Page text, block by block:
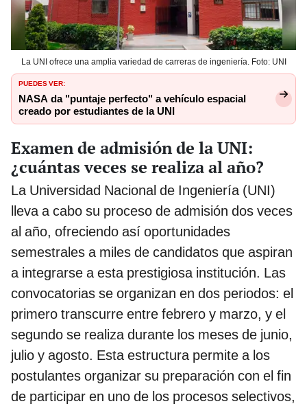
La UNI ofrece una amplia variedad de carreras de ingeniería. Foto: UNI
PUEDES VER:
NASA da "puntaje perfecto" a vehículo espacial
creado por estudiantes de la UNI
Examen de admisión de la UNI:
¿cuántas veces se realiza al año?
La Universidad Nacional de Ingeniería (UNI)
lleva a cabo su proceso de admisión dos veces
al año, ofreciendo así oportunidades
semestrales a miles de candidatos que aspiran
a integrarse a esta prestigiosa institución. Las
convocatorias se organizan en dos periodos: el
primero transcurre entre febrero y marzo, y el
segundo se realiza durante los meses de junio,
julio y agosto. Esta estructura permite a los
postulantes organizar su preparación con el fin
de participar en uno de los procesos selectivos,